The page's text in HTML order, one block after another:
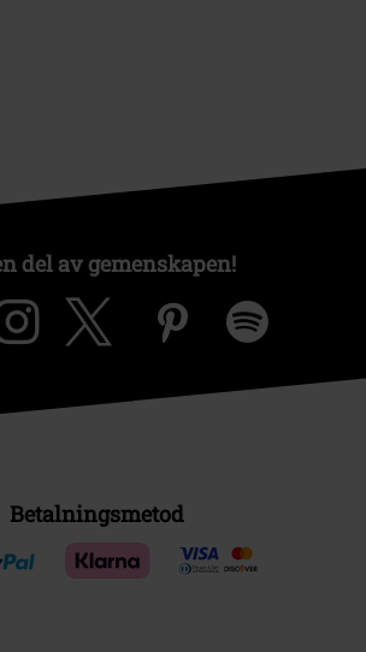
del av gemenskapen!
Betalningsmetod